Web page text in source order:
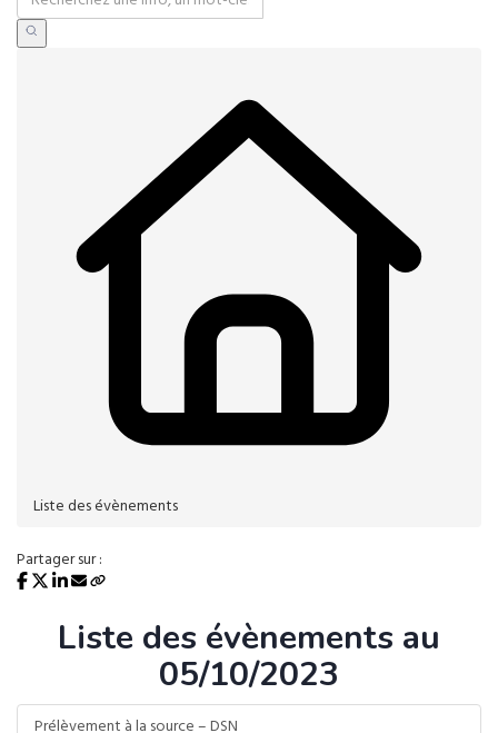
Liste des évènements
Partager sur :
Liste des évènements au
05/10/2023
Prélèvement à la source – DSN